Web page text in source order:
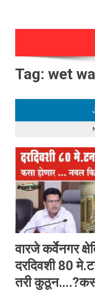
Tag: wet
वारजे कर्वेनगर
दरदिवशी 80
तरी